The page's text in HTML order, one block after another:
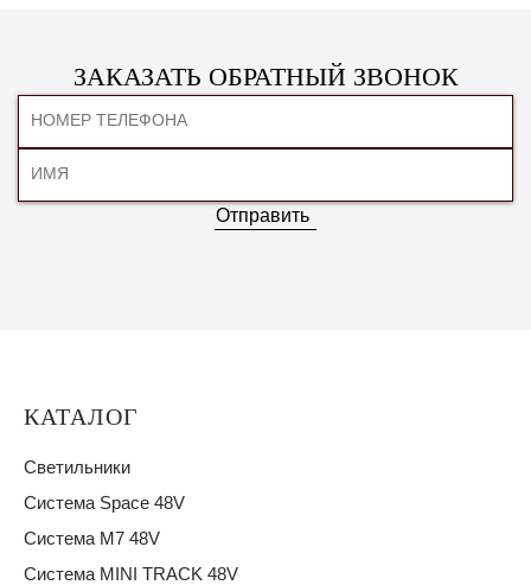
ЗАКАЗАТЬ ОБРАТНЫЙ ЗВОНОК
Отправить
КАТАЛОГ
Светильники
Система Space 48V
Система M7 48V
Система MINI TRACK 48V